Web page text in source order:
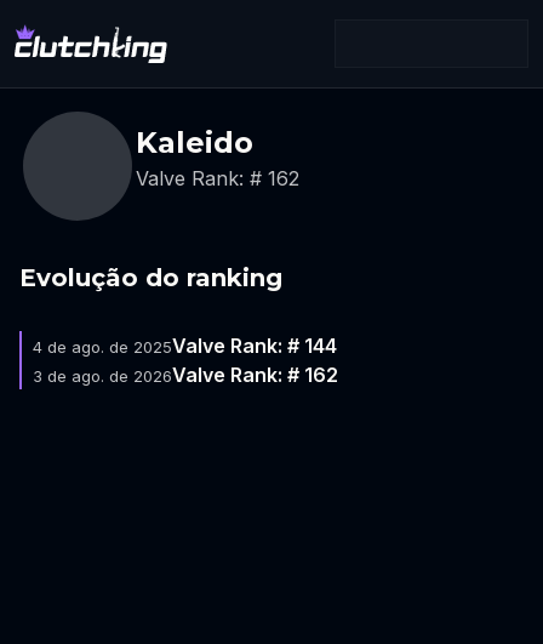
Kaleido
Valve Rank: # 162
Evolução do ranking
4 de ago. de 2025Valve Rank: # 144
3 de ago. de 2026Valve Rank: # 162